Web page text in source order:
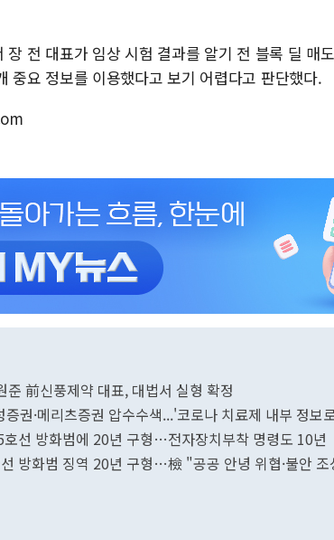
장 전 대표가 임상 시험 결과를 알기 전 블록 딜 매
중요 정보를 이용했다고 보기 어렵다고 판단했다.
준 前신풍제약 대표, 대법서 실형 확정
증권·메리츠증권 압수수색...'코로나 치료제 내부 정보
선 방화범에 20년 구형…전자장치부착 명령도 10년
방화범 징역 20년 구형…檢 "공공 안녕 위협·불안 조